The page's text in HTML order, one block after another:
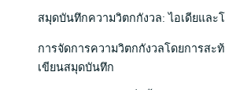
สมุดบันทึกความวิตกกังวล: ไอเดียและ
การจัดการความวิตกกังวลโดยการสะ
เขียนสมุดบันทึก